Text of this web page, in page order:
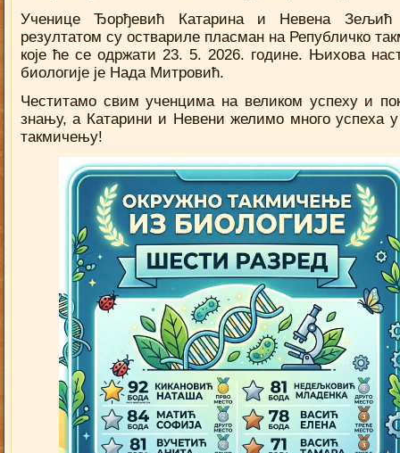
Ученице Ђорђевић Катарина и Невена Зељић
резултатом су оствариле пласман на Републичко
које ће се одржати 23. 5. 2026. године. Њихова
биологије је Нада Митровић.
Честитамо свим ученцима на великом успеху и
знању, а Катарини и Невени желимо много успеха
такмичењу!